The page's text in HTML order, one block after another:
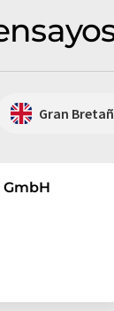
Gran